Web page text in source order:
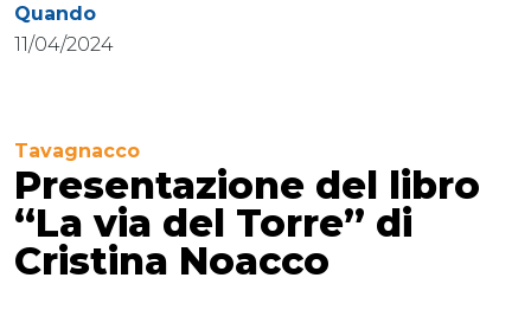
Quando
11/04/2024
Tavagnacco
Presentazione del libro
“La via del Torre” di
Cristina Noacco